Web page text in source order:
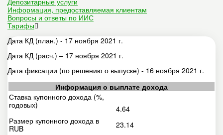
Информация, предоставляемая клиентам
Вопросы и ответы по ИИС
Тарифы
Дата КД (план.) - 17 ноября 2021 г.
Дата КД (расч.) – 17 ноября 2021 г.
Дата фиксации (по решению о выпуске) - 16 ноября 2021 г.
Информация о выплате дохода
Ставка купонного дохода (%,
годовых)
Размер купонного дохода в
RUB
4.64
23.14